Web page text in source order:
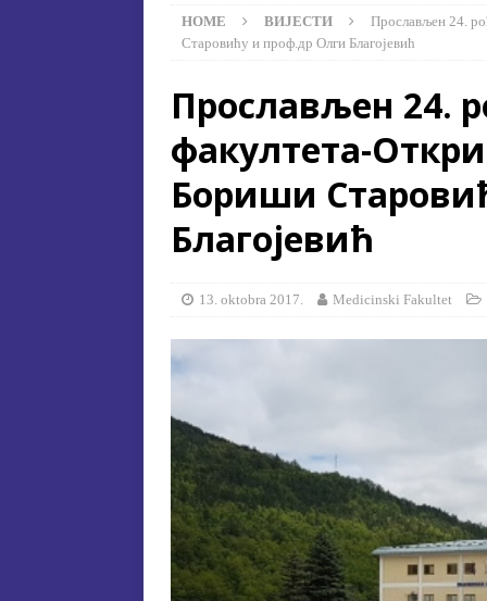
[ 17. jula 2026. ]
[ 17. jula 2026. ] Избор у звање
[ 15. jula 2026. ] ОГЛАС –
АКАДЕМСКОЈ 2026/2027.
[ 15. jula 2026. ] Извjeштaj o
[ 29. oktobra 2025. ]
СПЕЦИЈАЛНА ЕДУКАЦИЈА
HOME ВИЈЕСТИ
Прoслaвљeн 24.
Стaрoвићу и проф.др Oлги Блaгojeвић
Прoслaвљeн 24.
фaкултeтa-
Бoриши
Блaгojeвић
13. oktobra 2017. Medicinski Fakultet